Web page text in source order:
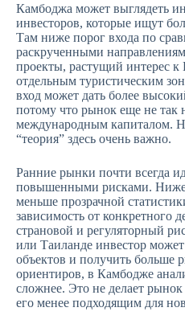
Камбоджа может выглядеть
инвесторов, которые ищут
Там ниже порог входа по
раскрученными
проекты, растущий интерес
отдельным туристическим
вход может дать более
потому что рынок еще не так
международным капиталом.
“теория” здесь очень важно.
Ранние рынки почти всегда
повышенными рисками. Ниже
меньше прозрачной
зависимость от конкретного
страновой и регуляторный
или Таиланде инвестор
объектов и получить больше
ориентиров, в Камбодже
сложнее. Это не делает
его менее подходящим для